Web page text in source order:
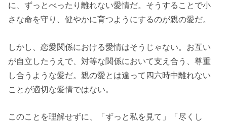
に、ずっとべったり離れない愛情だ。そうすることで小
さな命を守り、健やかに育つようにするのが親の愛だ。
しかし、恋愛関係における愛情はそうじゃない。お互い
が自立したうえで、対等な関係において支え合う、尊重
し合うような愛だ。親の愛とは違って四六時中離れない
ことが適切な愛情ではない。
このことを理解せずに、「ずっと私を見て」「尽くし